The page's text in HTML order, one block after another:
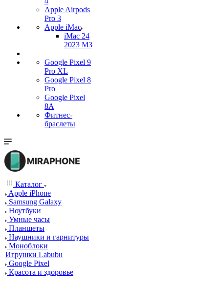
Apple Airpods
Pro 3
Apple iMac
iMac 24
2023 M3
Google Pixel 9
Pro XL
Google Pixel 8
Pro
Google Pixel
8A
Фитнес-
браслеты
Каталог
Apple iPhone
Samsung Galaxy
Ноутбуки
Умные часы
Планшеты
Наушники и гарнитуры
Моноблоки
Игрушки Labubu
Google Pixel
Красота и здоровье